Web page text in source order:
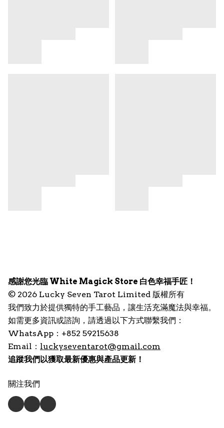
感謝您光臨 White Magick Store 白色幸福手匠！
© 2026 Lucky Seven Tarot Limited 版權所有
我們致力於提供獨特的手工藝品，讓生活充滿魔法與幸福。
如需更多資訊或諮詢，請透過以下方式聯繫我們：
WhatsApp：+852 59215638
Email： luckyseventarot@gmail.com
追蹤我們以獲取最新優惠與產品更新！
關注我們